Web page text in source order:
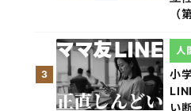
（
3
小
い
人